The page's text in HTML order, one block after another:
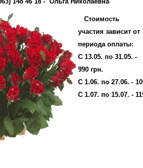
Стоимость
участия зависит от
периода оплаты:
С 13.05. по 31.05. -
990 грн.
С 1.06. по 27.06. -
С 1.07. по 15.07. -